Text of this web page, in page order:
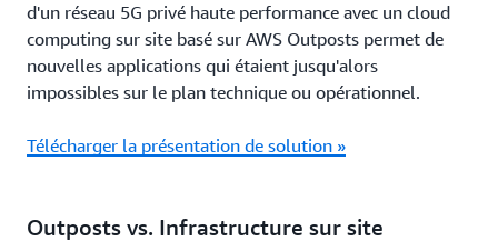
d'un réseau 5G privé haute performance avec un cloud
computing sur site basé sur AWS Outposts permet de
nouvelles applications qui étaient jusqu'alors
impossibles sur le plan technique ou opérationnel.
Télécharger la présentation de solution »
Outposts vs. Infrastructure sur site